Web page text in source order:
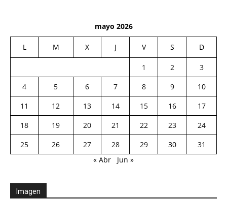
mayo 2026
L M X J V S D
1 2
3
4
5 6 7 8 9
10
11
12 13 14 15 16
17
18
19 20 21 22 23
24
25
26 27 28 29 30
31
« Abr
Jun »
Imagen